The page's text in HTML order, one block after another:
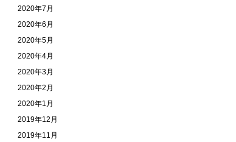
2020年7月
2020年6月
2020年5月
2020年4月
2020年3月
2020年2月
2020年1月
2019年12月
2019年11月